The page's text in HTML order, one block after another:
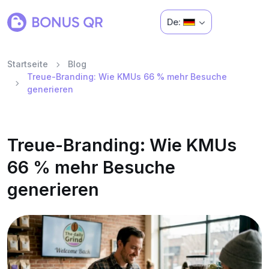
De:
Startseite
Blog
Treue-Branding: Wie KMUs 66 % mehr Besuche
generieren
Treue-Branding: Wie KMUs
66 % mehr Besuche
generieren